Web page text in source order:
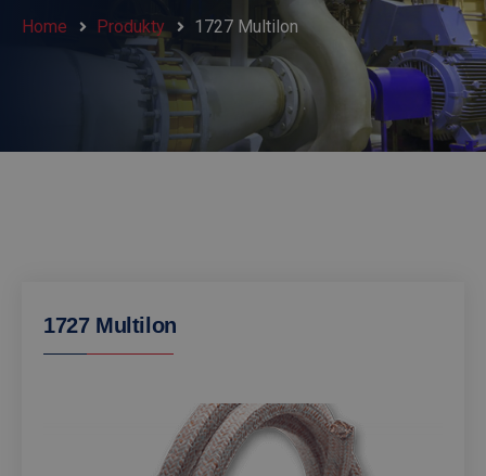
Home Produkty 1727 Multilon
1727 Multilon